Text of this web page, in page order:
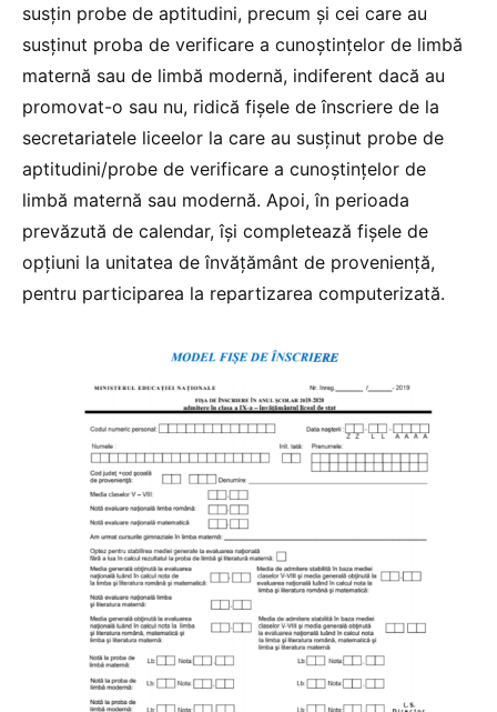
susţin probe de aptitudini, precum şi cei care au
susţinut proba de verificare a cunoştinţelor de limbă
maternă sau de limbă modernă, indiferent dacă au
promovat-o sau nu, ridică fişele de înscriere de la
secretariatele liceelor la care au susţinut probe de
aptitudini/probe de verificare a cunoştinţelor de
limbă maternă sau modernă. Apoi, în perioada
prevăzută de calendar, îşi completează fişele de
opţiuni la unitatea de învățământ de proveniență,
pentru participarea la repartizarea computerizată.